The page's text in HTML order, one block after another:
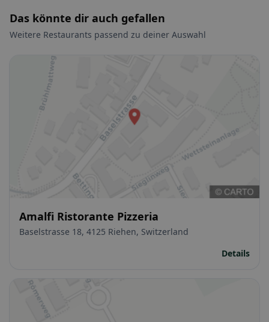
Das könnte dir auch gefallen
Weitere Restaurants passend zu deiner Auswahl
Amalfi Ristorante Pizzeria
Baselstrasse 18, 4125 Riehen, Switzerland
Details